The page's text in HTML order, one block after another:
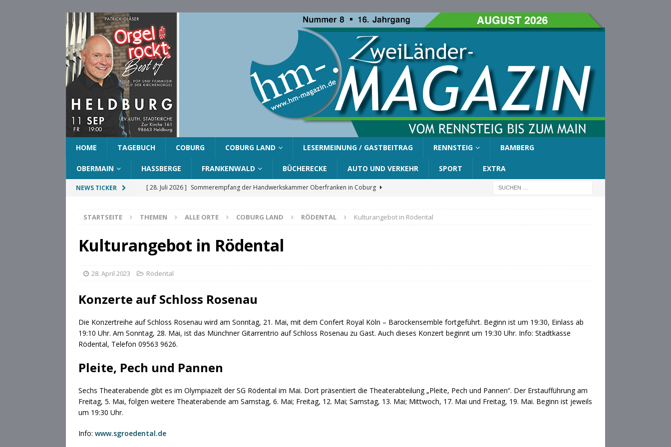
HOME TAGEBUCH COBURG COBURG LAND LESERMEINUNG / GASTBEITRAG RENNSTEIG BAMBERG
OBERMAIN HASSBERGE FRANKENWALD BÜCHERECKE AUTO UND VERKEHR SPORT EXTRA
NEWS TICKER [ 28. Juli 2026 ] Sommerempfang der Handwerkskammer Oberfranken in Coburg
[ 28. Juli 2026 ] Ehrenring der Gemeinde Ahorn für Silvia Finzel
AHORN
[ 28. Juli 2026 ]
Die Csárdásfürstin auf der Waldbühne Heldritt
[ 28. Juli 2026 ]
[ 28. Juli 2026 ]
STARTSEITE THEMEN ALLE ORTE COBURG LAND RÖDENTAL Kulturangebot in Rödental
Kulturangebot in Rödental
28. April 2023 Rödental
Konzerte auf Schloss Rosenau
Die Konzertreihe auf Schloss Rosenau wird am Sonntag, 21. Mai, mit dem Confert Royal Köln – Barockensemble fortgeführt. Beginn ist um 19:30, Einlass ab
19:10 Uhr. Am Sonntag, 28. Mai, ist das Münchner Gitarrentrio auf Schloss Rosenau zu Gast. Auch dieses Konzert beginnt um 19:30 Uhr. Info: Stadtkasse
Rödental, Telefon 09563 9626.
Pleite, Pech und Pannen
Sechs Theaterabende gibt es im Olympiazelt der SG Rödental im Mai. Dort präsentiert die Theaterabteilung „Pleite, Pech und Pannen“. Der Erstaufführung am
Freitag, 5. Mai, folgen weitere Theaterabende am Samstag, 6. Mai; Freitag, 12. Mai; Samstag, 13. Mai; Mittwoch, 17. Mai und Freitag, 19. Mai. Beginn ist jeweils
um 19:30 Uhr.
Info: www.sgroedental.de